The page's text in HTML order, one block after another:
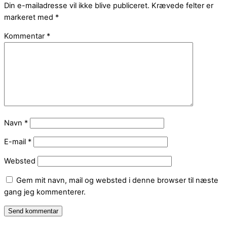
Din e-mailadresse vil ikke blive publiceret. Krævede felter er
markeret med *
Kommentar *
Navn *
E-mail *
Websted
Gem mit navn, mail og websted i denne browser til næste
gang jeg kommenterer.